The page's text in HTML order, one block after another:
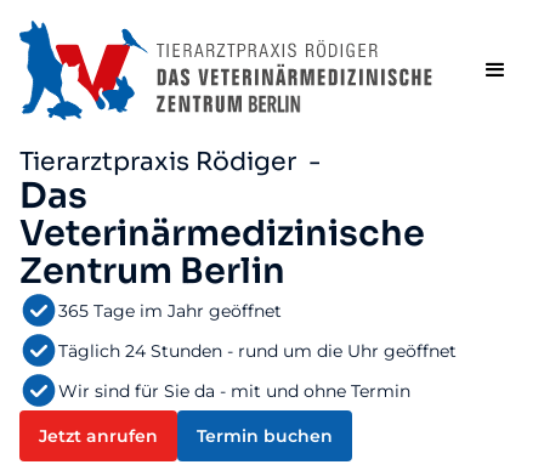
Tierarztpraxis Rödiger -
Das
Veterinärmedizinische
Zentrum Berlin
365 Tage im Jahr geöffnet
Täglich 24 Stunden - rund um die Uhr geöffnet
Wir sind für Sie da - mit und ohne Termin
Jetzt anrufen Termin buchen